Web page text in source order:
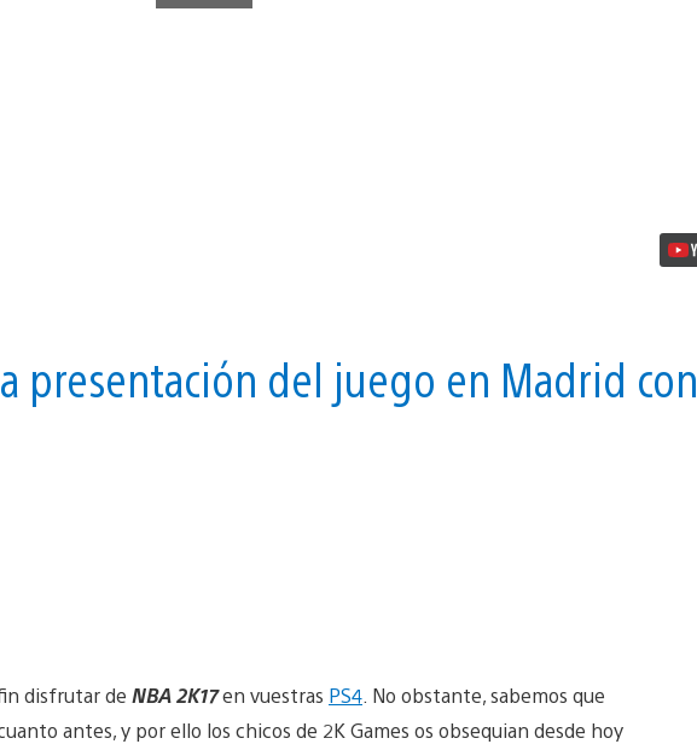
disponible
presentación del juego en Madrid con
disfrutar de NBA 2K17en vuestras PS4 . No obstante, sabemos que
antes, y por ello los chicos de 2K Games os obsequian desde hoy